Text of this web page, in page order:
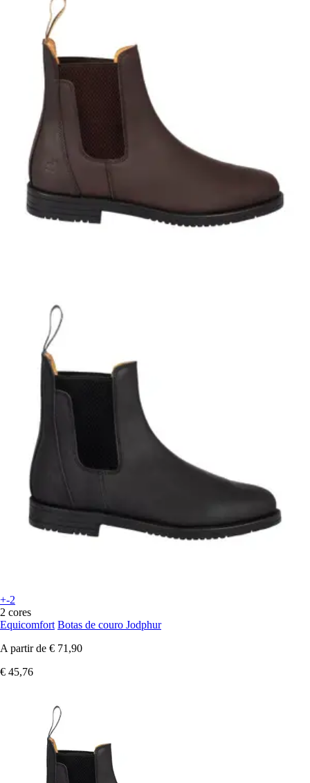
+-2
2 cores
Equicomfort Botas de couro Jodphur
A partir de € 71,90
€ 45,76